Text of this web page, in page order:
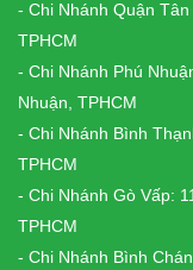
- Chi Nhánh Quận
TPHCM
- Chi Nhánh Phú
Nhuận, TPHCM
- Chi Nhánh Bình
TPHCM
- Chi Nhánh Gò Vấp:
TPHCM
- Chi Nhánh Bình